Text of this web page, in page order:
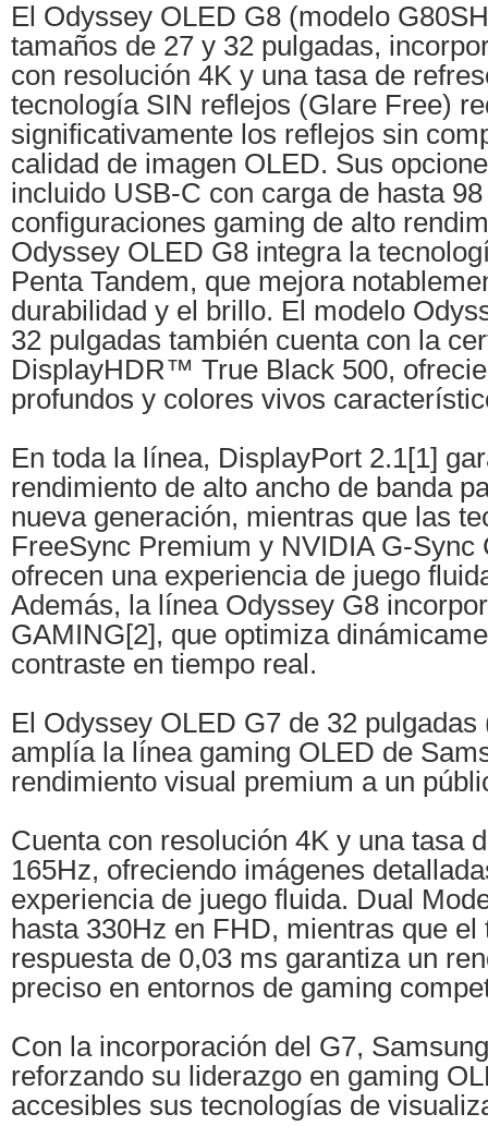
El Odyssey OLED G8 (modelo
tamaños de 27 y 32 pulgadas,
con resolución 4K y una tasa de
tecnología SIN reflejos (Glare Free)
significativamente los reflejos sin
calidad de imagen OLED. Sus
incluido USB-C con carga de hasta
configuraciones gaming de alto
Odyssey OLED G8 integra la
Penta Tandem, que mejora
durabilidad y el brillo. El modelo
32 pulgadas también cuenta con la
DisplayHDR™ True Black 500,
profundos y colores vivos
En toda la línea, DisplayPort 2.1[1]
rendimiento de alto ancho de banda
nueva generación, mientras que las
FreeSync Premium y NVIDIA G-Sync
ofrecen una experiencia de juego
Además, la línea Odyssey G8
GAMING[2], que optimiza
contraste en tiempo real.
El Odyssey OLED G7 de 32
amplía la línea gaming OLED de
rendimiento visual premium a un
Cuenta con resolución 4K y una tasa
165Hz, ofreciendo imágenes
experiencia de juego fluida. Dual
hasta 330Hz en FHD, mientras que el
respuesta de 0,03 ms garantiza un
preciso en entornos de gaming
Con la incorporación del G7,
reforzando su liderazgo en gaming
accesibles sus tecnologías de